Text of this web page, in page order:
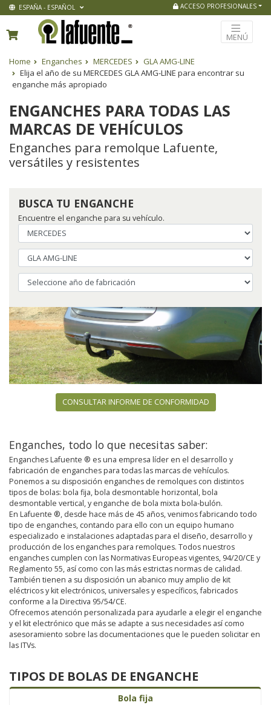
ESPAÑA - ESPAÑOL ACCESO PROFESIONALES
MENÚ
Home Enganches MERCEDES
GLA AMG-LINE
Elija el año de su MERCEDES GLA AMG-LINE para encontrar su
enganche más apropiado
ENGANCHES PARA TODAS LAS
MARCAS DE VEHÍCULOS
Enganches para remolque Lafuente,
versátiles y resistentes
BUSCA TU ENGANCHE
Encuentre el enganche para su vehículo.
CONSULTAR INFORME DE CONFORMIDAD
Enganches, todo lo que necesitas saber:
Enganches Lafuente ® es una empresa líder en el desarrollo y
fabricación de enganches para todas las marcas de vehículos.
Ponemos a su disposición enganches de remolques con distintos
tipos de bolas: bola fija, bola desmontable horizontal, bola
desmontable vertical, y enganche de bola mixta bola-bulón.
En Lafuente ®, desde hace más de 45 años, venimos fabricando todo
tipo de enganches, contando para ello con un equipo humano
especializado e instalaciones adaptadas para el diseño, desarrollo y
producción de los enganches para remolques. Todos nuestros
enganches cumplen con las Normativas Europeas vigentes, 94/20/CE y
Reglamento 55, así como con las más estrictas normas de calidad.
También tienen a su disposición un abanico muy amplio de kit
eléctricos y kit electrónicos, universales y específicos, fabricados
conforme a la Directiva 95/54/CE.
Ofrecemos atención personalizada para ayudarle a elegir el enganche
y el kit electrónico que más se adapte a sus necesidades así como
asesoramiento sobre las documentaciones que le pueden solicitar en
las ITVs.
TIPOS DE BOLAS DE ENGANCHE
Bola fija